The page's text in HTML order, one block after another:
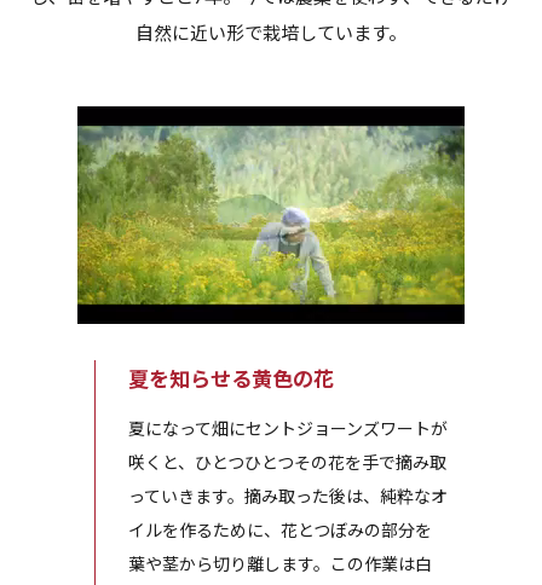
自然に近い形で栽培しています。
夏を知らせる黄色の花
夏になって畑にセントジョーンズワートが
咲くと、ひとつひとつその花を手で摘み取
っていきます。摘み取った後は、純粋なオ
イルを作るために、花とつぼみの部分を
葉や茎から切り離します。この作業は白